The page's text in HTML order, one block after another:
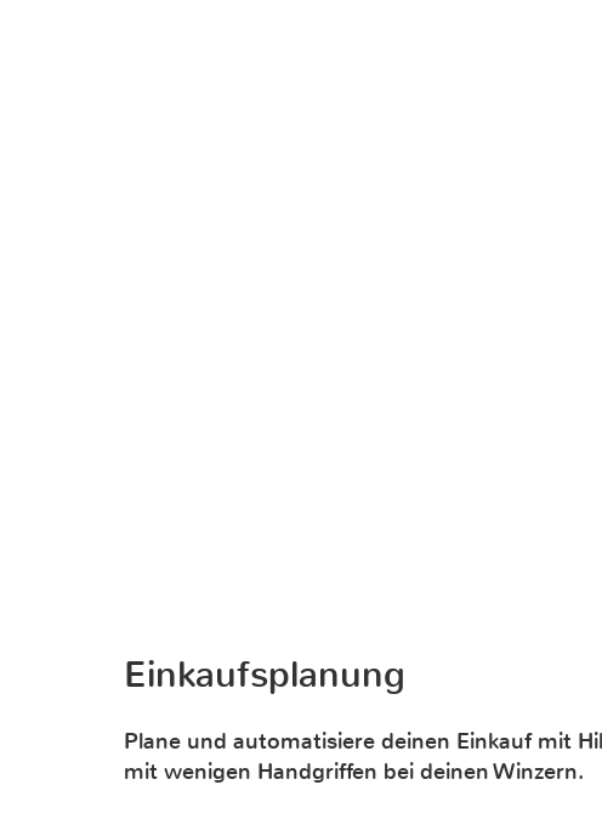
Einkaufsplanung
Plane und automatisiere deinen Einkauf mit
mit wenigen Handgriffen bei deinen Winzern.